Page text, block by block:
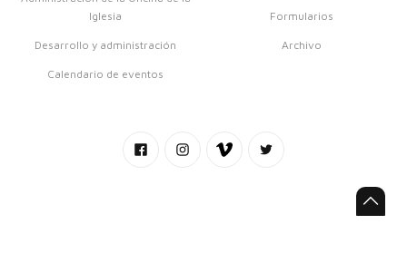
Iglesia
Desarrollo y administración
Calendario de eventos
Formularios
Archivo